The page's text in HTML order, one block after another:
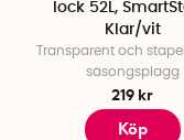
lock 52L,
Klar/vit
Transparent och
säsongsplagg
219 kr
Köp